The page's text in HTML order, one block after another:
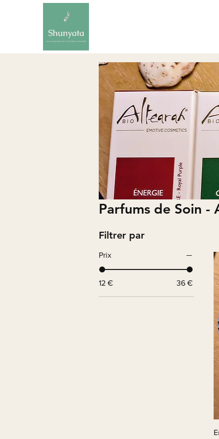
Parfums de Soin -
Filtrer par
Prix
12 € 36 €